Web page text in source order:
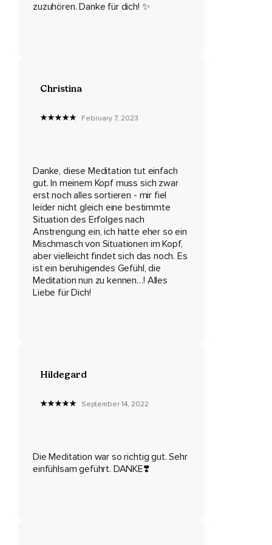
In dem du dich befindest,
Ob du tief ein- und ausatmest oder ob es eher flach ist und
Vielleicht spürst du auch deinen Herzschlag,
Es kann leicht sein,
Dass es jetzt ein bisschen schneller schlägt als sonst,
So ein Gefühl der Überforderung ist ja kein angenehmes
Gefühl,
Aber wir nehmen uns jetzt mal kurz Zeit,
Dieses Gefühl wahrzunehmen.
Denk an all die Dinge,
Die dich gerade überfordern und nimm dir kurz Zeit,
Vielleicht wird dein Kopf warm,
zuzuhören. Danke für dich! ✨
Christina
February 7, 2023
Danke, diese Meditation tut einfach
gut. In meinem Kopf muss sich zwar
erst noch alles sortieren - mir fiel
leider nicht gleich eine bestimmte
Situation des Erfolges nach
Anstrengung ein, ich hatte eher so ein
Mischmasch von Situationen im Kopf,
aber vielleicht findet sich das noch. Es
ist ein beruhigendes Gefühl, die
Meditation nun zu kennen…! Alles
Liebe für Dich!
Hildegard
September 14, 2022
Die Meditation war so richtig gut. Sehr
einfühlsam geführt. DANKE❣️